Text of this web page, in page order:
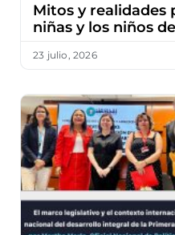
Mitos y realidades
niñas y los niños
23 julio, 2026